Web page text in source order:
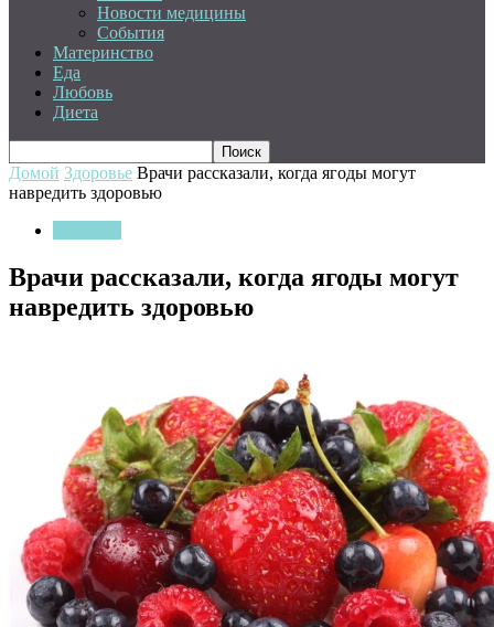
Новости медицины
События
Материнство
Еда
Любовь
Диета
Домой Здоровье Врачи рассказали, когда ягоды могут
навредить здоровью
Врачи рассказали, когда ягоды могут
навредить здоровью